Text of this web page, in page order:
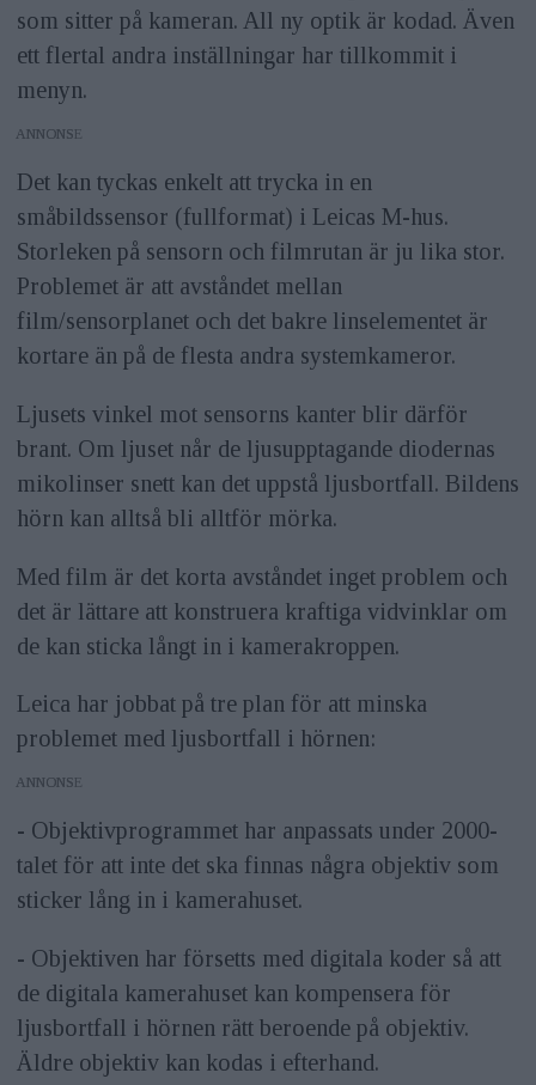
som sitter på kameran. All ny optik är kodad. Även
ett flertal andra inställningar har tillkommit i
menyn.
ANNONS
Det kan tyckas enkelt att trycka in en
småbildssensor (fullformat) i Leicas M-hus.
Storleken på sensorn och filmrutan är ju lika stor.
Problemet är att avståndet mellan
film/sensorplanet och det bakre linselementet är
kortare än på de flesta andra systemkameror.
Ljusets vinkel mot sensorns kanter blir därför
brant. Om ljuset når de ljusupptagande diodernas
mikolinser snett kan det uppstå ljusbortfall. Bildens
hörn kan alltså bli alltför mörka.
Med film är det korta avståndet inget problem och
det är lättare att konstruera kraftiga vidvinklar om
de kan sticka långt in i kamerakroppen.
Leica har jobbat på tre plan för att minska
problemet med ljusbortfall i hörnen:
ANNONS
- Objektivprogrammet har anpassats under 2000-
talet för att inte det ska finnas några objektiv som
sticker lång in i kamerahuset.
- Objektiven har försetts med digitala koder så att
de digitala kamerahuset kan kompensera för
ljusbortfall i hörnen rätt beroende på objektiv.
Äldre objektiv kan kodas i efterhand.